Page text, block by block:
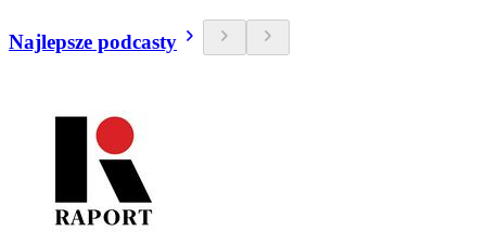
Najlepsze podcasty